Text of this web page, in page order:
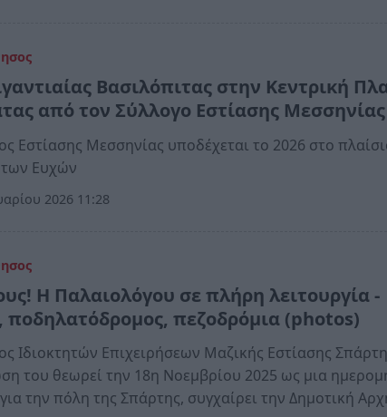
Βασιλόπιτας στην Κεντρική
από τον Σύλλογο Εστίασης Μεσσηνίας
Εστίασης Μεσσηνίας υποδέχεται το 2026 στο
των Ευχών
2026 11:28
Η Παλαιολόγου σε πλήρη λειτουργία -
ποδηλατόδρομος, πεζοδρόμια (photos)
Ιδιοκτητών Επιχειρήσεων Μαζικής Εστίασης
του θεωρεί την 18η Νοεμβρίου 2025 ως μια
την πόλη της Σπάρτης, συγχαίρει την Δημοτική